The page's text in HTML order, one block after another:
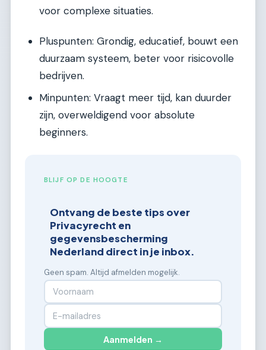
voor complexe situaties.
Pluspunten: Grondig, educatief, bouwt een
duurzaam systeem, beter voor risicovolle
bedrijven.
Minpunten: Vraagt meer tijd, kan duurder
zijn, overweldigend voor absolute
beginners.
BLIJF OP DE HOOGTE
Ontvang de beste tips over
Privacyrecht en
gegevensbescherming
Nederland direct in je inbox.
Geen spam. Altijd afmelden mogelijk.
Aanmelden →